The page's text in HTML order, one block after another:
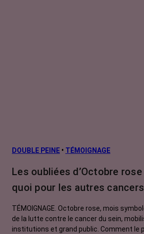
DOUBLE PEINE • TÉMOIGNAGE
Les oubliées d’Octobre
quoi pour les autres
TÉMOIGNAGE. Octobre rose, mois
de la lutte contre le cancer du sein,
institutions et grand public. Comment le